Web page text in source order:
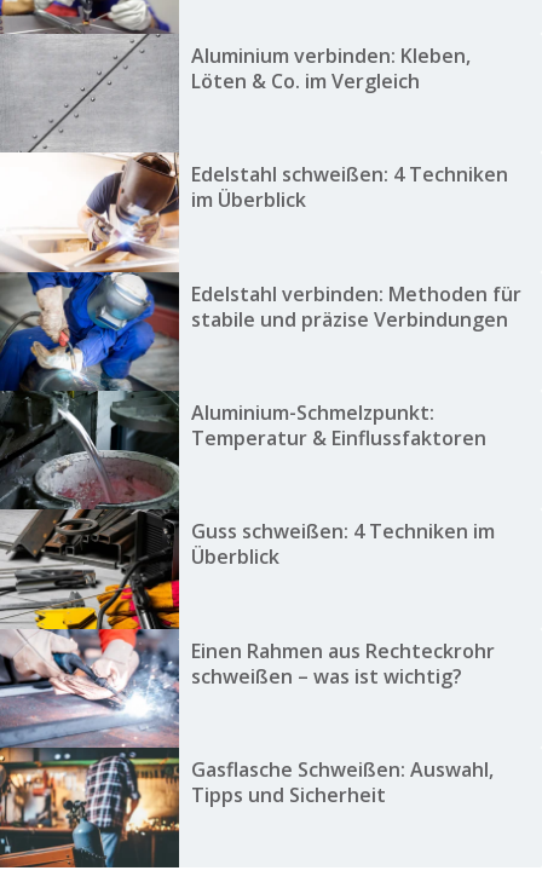
Aluminium verbinden: Kleben,
Löten & Co. im Vergleich
Edelstahl schweißen: 4 Techniken
im Überblick
Edelstahl verbinden: Methoden für
stabile und präzise Verbindungen
Aluminium-Schmelzpunkt:
Temperatur & Einflussfaktoren
Guss schweißen: 4 Techniken im
Überblick
Einen Rahmen aus Rechteckrohr
schweißen – was ist wichtig?
Gasflasche Schweißen: Auswahl,
Tipps und Sicherheit